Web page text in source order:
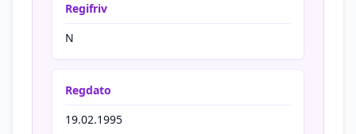
Regifriv
N
Regdato
19.02.1995